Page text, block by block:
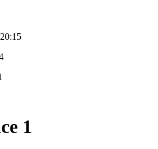
1